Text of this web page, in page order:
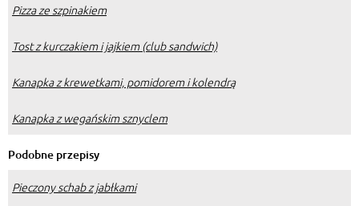
Pizza ze szpinakiem
Tost z kurczakiem i jajkiem (club sandwich)
Kanapka z krewetkami, pomidorem i kolendrą
Kanapka z wegańskim sznyclem
Podobne przepisy
Pieczony schab z jabłkami